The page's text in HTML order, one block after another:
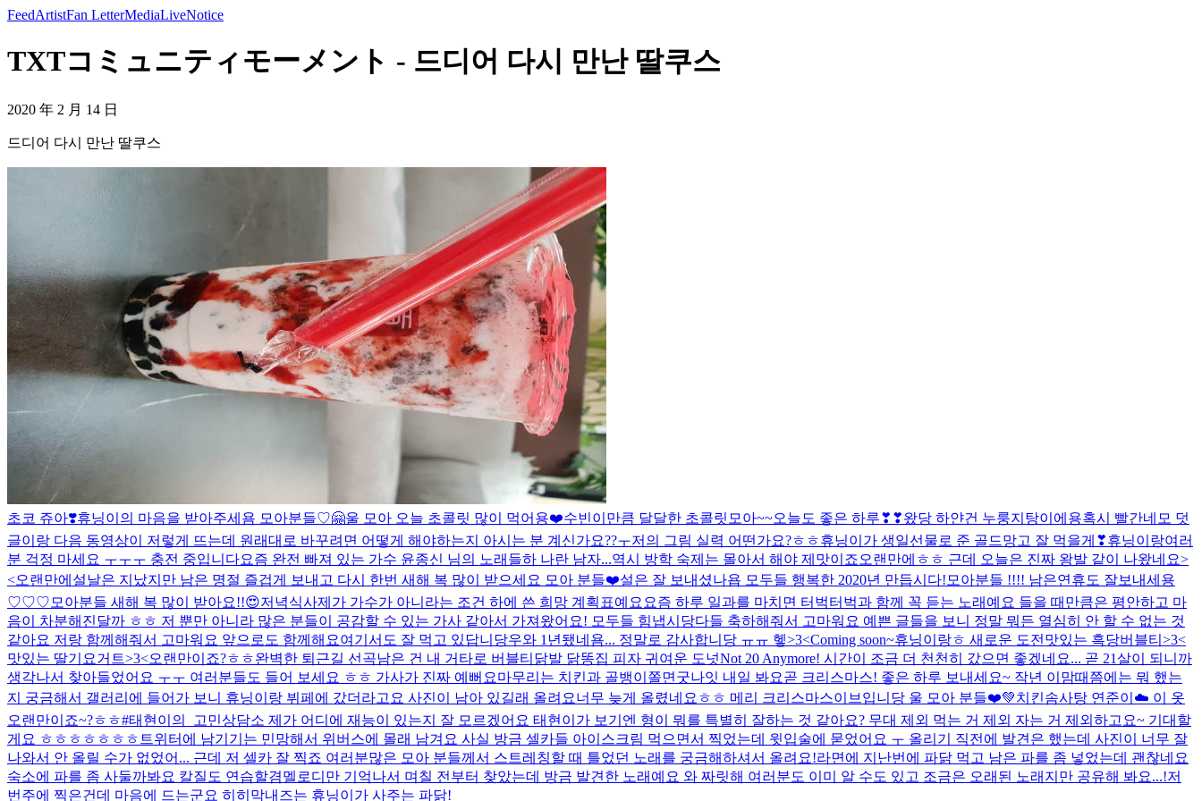
FeedArtistFan LetterMediaLiveNotice
TXTコミュニティモーメント - 드디어 다시 만난 딸쿠스
2020 年 2 月 14 日
드디어 다시 만난 딸쿠스
초코 쥬아❣️휴닝이의 마음을 받아주세욤 모아분들♡🤗울 모아 오늘 초콜릿 많이 먹어용❤️수빈이만큼 달달한 초콜릿 모아~~오늘도 좋은 하루❣❣왔당 하얀건 누룽지탕이에용혹시 빨간네모 덧
글이랑 다음 동영상이 저렇게 뜨는데 원래대로 바꾸려면 어떻게 해야하는지 아시는 분 계신가요??ㅜ저의 그림 실력 어떤가요?ㅎㅎ휴닝이가 생일선물로 준 골드망고 잘 먹을게❣휴닝이랑여러
분 걱정 마세요 ㅜㅜㅜ 충전 중입니다요즘 완전 빠져 있는 가수 윤종신 님의 노래들하 나란 남자...역시 방학 숙제는 몰아서 해야 제맛이죠오랜만에ㅎㅎ 근데 오늘은 진짜 왕발 같이 나왔네요>
<오랜만에 설날은 지났지만 남은 명절 즐겁게 보내고 다시 한번 새해 복 많이 받으세요 모아 분들❤️설은 잘 보내셨나욥 모두들 행복한 2020년 만듭시다! 모아분들 !!!! 남은연휴도 잘보내세용
♡♡♡ 모아분들 새해 복 많이 받아요!!😍저녁식사제가 가수가 아니라는 조건 하에 쓴 희망 계획표예요 요즘 하루 일과를 마치면 터벅터벅과 함께 꼭 듣는 노래예요 들을 때만큼은 평안하고 마
음이 차분해진달까 ㅎㅎ 저 뿐만 아니라 많은 분들이 공감할 수 있는 가사 같아서 가져왔어요! 모두들 힘냅시당다들 축하해줘서 고마워요 예쁜 글들을 보니 정말 뭐든 열심히 안 할 수 없는 것
같아요 저랑 함께해줘서 고마워요 앞으로도 함께해요여기서도 잘 먹고 있답니당우와 1년됐네욤... 정말로 감사합니당 ㅠㅠ 헿>3<Coming soon~휴닝이랑ㅎ 새로운 도전 맛있는 흑당버블티>3<
맛있는 딸기요거트>3<오랜만이죠?ㅎㅎ완벽한 퇴근길 선곡남은 건 내 거 타로 버블티 닭발 닭똥집 피자 귀여운 도넛Not 20 Anymore! 시간이 조금 더 천천히 갔으면 좋겠네요... 곧 21살이 되니까
생각나서 찾아들었어요 ㅜㅜ 여러분들도 들어 보세요 ㅎㅎ 가사가 진짜 예뻐요마무리는 치킨과 골뱅이쫄면 굿나잇 내일 봐요곧 크리스마스! 좋은 하루 보내세요~ 작년 이맘때쯤에는 뭐 했는
지 궁금해서 갤러리에 들어가 보니 휴닝이랑 뷔페에 갔더라고요 사진이 남아 있길래 올려요너무 늦게 올렸네요ㅎㅎ 메리 크리스마스이브입니당 울 모아 분들❤️💚치킨솜사탕 연준이☁️ 이 옷
오랜만이죠~?ㅎㅎ#태현이의_고민상담소 제가 어디에 재능이 있는지 잘 모르겠어요 태현이가 보기엔 형이 뭐를 특별히 잘하는 것 같아요? 무대 제외 먹는 거 제외 자는 거 제외하고요~ 기대할
게요 ㅎㅎㅎㅎㅎㅎㅎ 트위터에 남기기는 민망해서 위버스에 몰래 남겨요 사실 방금 셀카들 아이스크림 먹으면서 찍었는데 윗입술에 묻었어요 ㅜ 올리기 직전에 발견은 했는데 사진이 너무 잘
나와서 안 올릴 수가 없었어... 근데 저 셀카 잘 찍죠 여러분많은 모아 분들께서 스트레칭할 때 틀었던 노래를 궁금해하셔서 올려요!라면에 지난번에 파닭 먹고 남은 파를 좀 넣었는데 괜찮네요
숙소에 파를 좀 사둘까봐요 칼질도 연습할겸멜로디만 기억나서 며칠 전부터 찾았는데 방금 발견한 노래예요 와 짜릿해 여러분도 이미 알 수도 있고 조금은 오래된 노래지만 공유해 봐요...!저
번주에 찍은건데 마음에 드는군요 히히 막내즈는 휴닝이가 사주는 파닭!